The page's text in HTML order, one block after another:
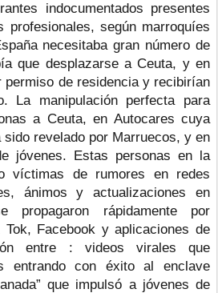
indocumentados presentes
profesionales, según marroquíes
necesitaba gran número de
que desplazarse a Ceuta, y en
de residencia y recibirían
La manipulación perfecta para
a Ceuta, en Autocares cuya
revelado por Marruecos, y en
jóvenes. Estas personas en la
víctimas de rumores en redes
ánimos y actualizaciones en
rápidamente por
Facebook y aplicaciones de
entre : videos virales que
entrando con éxito al enclave
que impulsó a jóvenes de